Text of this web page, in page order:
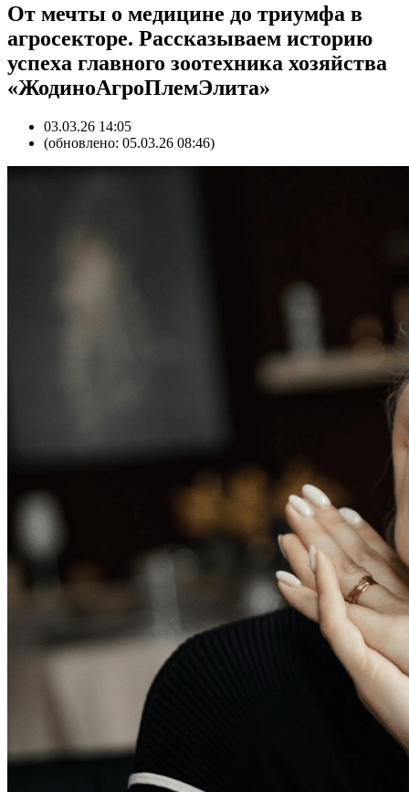
От мечты о медицине до триумфа в
агросекторе. Рассказываем историю
успеха главного зоотехника хозяйства
«ЖодиноАгроПлемЭлита»
03.03.26 14:05
(обновлено: 05.03.26 08:46)